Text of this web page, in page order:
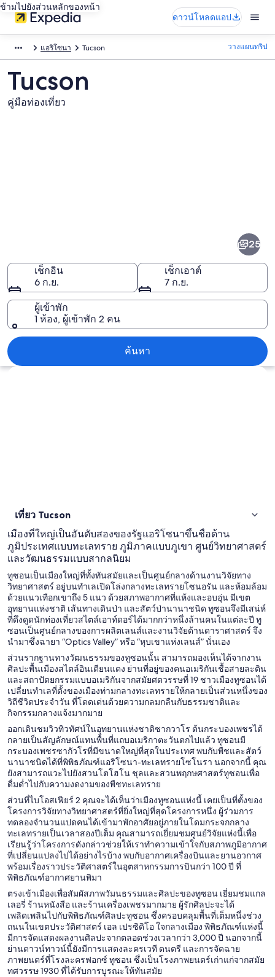
ข้ามไปยังส่วนหลักของหน้า
ดาวน์โหลดแอป
แอริโซนา Tucson วางแผนทริป
Tucson
คู่มือท่องเที่ยว
25
เช็กอิน
6 ก.ย.
เช็กเอาต์
7 ก.ย.
ผู้เข้าพัก
1 ห้อง, ผู้เข้าพัก 2 คน
ค้นหา
สำรวจแผนที่
เที่ยว Tucson
เมืองที่ใหญ่เป็นอันดับสองของรัฐแอริโซนาขึ้นชื่อด้าน
ภูมิประเทศแบบทะเลทราย ภูมิภาคแบบภูเขา ศูนย์วิทยาศาสตร์
และวัฒนธรรมแบบสากลนิยม
ทูซอนเป็นเมืองใหญ่ที่ทั้งทันสมัยและเป็นศูนย์กลางด้านงานวิจัยทาง
วิทยาศาสตร์ อยู่บนทำเลเปิดโล่งกลางทะเลทรายโซนอรัน และห้อมล้อม
ด้วยแนวเทือกเขาถึง 5 แนว ด้วยสภาพอากาศที่แห้งและอบอุ่น มีเขต
อุทยานแห่งชาติ เส้นทางเดินป่า และสัตว์ป่านานาชนิด ทูซอนจึงมีเสน่ห์
ที่ดึงดูดนักท่องเที่ยวสไตล์เอาท์ดอร์ได้มากกว่าหนึ่งล้านคนในแต่ละปี ทู
ซอนเป็นศูนย์กลางของการผลิตเลนส์และงานวิจัยด้านดาราศาสตร์ จึง
นำมาซึ่งฉายา “Optics Valley” หรือ “หุบเขาแห่งเลนส์” นั่นเอง
ส่วนรากฐานทางวัฒนธรรมของทูซอนนั้น สามารถมองเห็นได้จากงาน
ศิลปะพื้นเมืองสไตล์อินเดียนแดง ย่านที่อยู่ของคนอเมริกันเชื้อสายละติน
และสถาปัตยกรรมแบบอเมริกันจากสมัยศตวรรษที่ 19 ชาวเมืองทูซอนได้
เปลี่ยนทำเลที่ตั้งของเมืองท่ามกลางทะเลทรายให้กลายเป็นส่วนหนึ่งของ
วิถีชีวิตประจำวัน ที่โดดเด่นด้วยความกลมกลืนกับธรรมชาติและ
กิจกรรมกลางแจ้งมากมาย
ออกเดินชมวิวทิวทัศน์ในอุทยานแห่งชาติซากวาโร ต้นกระบองเพชรได้
กลายเป็นสัญลักษณ์แทนพื้นที่แถบอเมริกาตะวันตกไปแล้ว ทูซอนมี
กระบองเพชรซากัวโรที่มีขนาดใหญ่ที่สุดในประเทศ พบกับพืชและสัตว์
นานาชนิดได้ที่พิพิธภัณฑ์แอริโซนา-ทะเลทรายโซโนรา นอกจากนี้ คุณ
ยังสามารถแวะไปยังสวนโตโฮโน ชุลและสวนพฤกษศาสตร์ทูซอนเพื่อ
ดื่มด่ำไปกับความงดงามของพืชทะเลทราย
ส่วนที่ไบโอสเฟียร์ 2 คุณจะได้เห็นว่าเมืองทูซอนแห่งนี้ เคยเป็นที่ตั้งของ
โครงการวิจัยทางวิทยาศาสตร์ที่ยิ่งใหญ่ที่สุดโครงการหนึ่ง ผู้ร่วมการ
ทดลองจำนวนแปดคนได้เข้ามาพักอาศัยอยู่ภายในโดมกระจกกลาง
ทะเลทรายเป็นเวลาสองปีเต็ม คุณสามารถเยี่ยมชมศูนย์วิจัยแห่งนี้เพื่อ
เรียนรู้ว่าโครงการดังกล่าวช่วยให้เราทำความเข้าใจกับสภาพภูมิอากาศ
ที่เปลี่ยนแปลงไปได้อย่างไรบ้าง พบกับอากาศเครื่องบินและยานอวกาศ
พร้อมเรื่องราวประวัติศาสตร์ในอุตสาหกรรมการบินกว่า 100 ปี ที่
พิพิธภัณฑ์อากาศยานพิมา
ตรงเข้าเมืองเพื่อสัมผัสภาพวัมนธรรมและศิลปะของทูซอน เยี่ยมชมแกล
เลอรี่ ร้านหนังสือ และร้านเครื่องเพชรมากมาย ผู้รักศิลปะจะได้
เพลิดเพลินไปกับพิพิธภัณฑ์ศิลปะทูซอน ซึ่งครอบคลุมพื้นที่เต็มหนึ่งช่วง
ถนนในเขตประวัติศาสตร์ เอล เปรซิดิโอ ใจกลางเมือง พิพิธภัณฑ์แห่งนี้
มีการจัดแสดงผลงานศิลปะจากตลอดช่วงเวลากว่า 3,000 ปี นอกจากนี้
ย่านดาวน์ทาวน์นี้ยังมีการแสดงละครเวที ดนตรี และการจัดฉาย
ภาพยนตร์ที่โรงละครฟอกซ์ ทูซอน ซึ่งเป็นโรงภาพยนตร์เก่าแก่จากสมัย
ทศวรรษ 1930 ที่ได้รับการบูรณะให้ทันสมัย